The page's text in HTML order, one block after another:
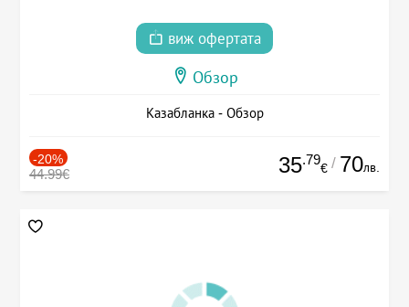
виж офертата
Обзор
Казабланка - Обзор
-20%
44.99€ 35.79
€ / 70лв.